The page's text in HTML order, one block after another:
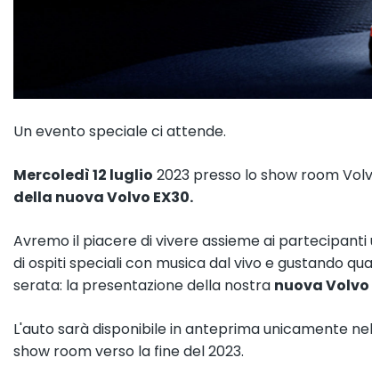
Un evento speciale ci attende.
Mercoledì 12 luglio 2023 presso lo show room
della nuova Volvo EX30.
Avremo il piacere di vivere assieme ai
di ospiti speciali con musica dal vivo e gustando
serata: la presentazione della nostra nuova Volvo
L'auto sarà disponibile in anteprima unicamente
show room verso la fine del 2023.